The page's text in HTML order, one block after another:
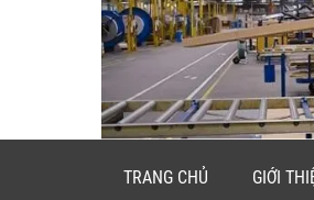
TRANG CHỦ GIỚI